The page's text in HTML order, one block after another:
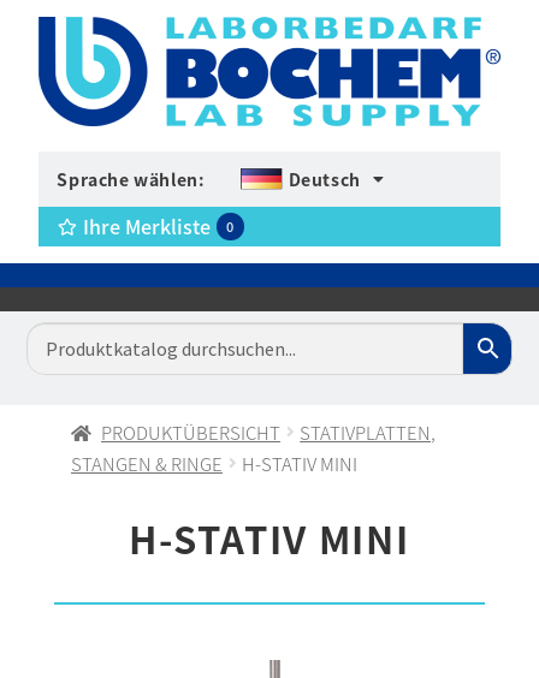
Sprache wählen: Deutsch
Ihre Merkliste 0
PRODUKTÜBERSICHT
STATIVPLATTEN,
STANGEN & RINGE
H-STATIV MINI
H-STATIV MINI